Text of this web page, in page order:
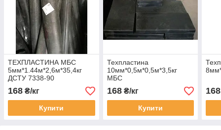
ТЕХПЛАСТИНА МБС
5мм*1.44м*2,6м*35,4кг
ДСТУ 7338-90
168 ₴/кг
Купити
Техпластина
10мм*0,5м*0,5м*3,5кг
МБС
168₴/кг
Купити
168